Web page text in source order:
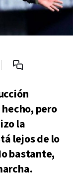
pero
la
lejos de lo
bastante,